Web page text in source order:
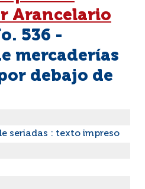
Arancelario
536 -
mercaderías
debajo de
seriadas : texto impreso